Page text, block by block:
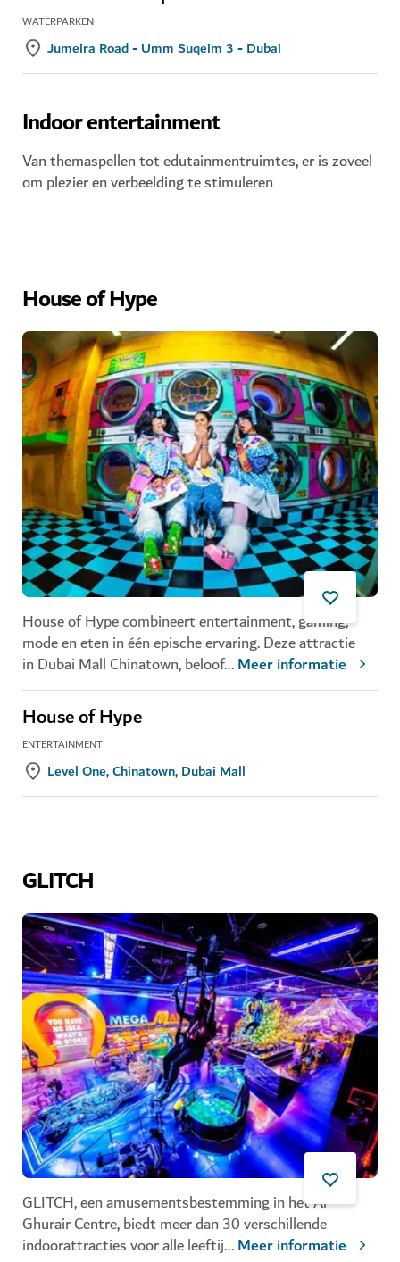
WATERPARKEN
Jumeira Road - Umm Suqeim 3 - Dubai
Indoor entertainment
Van themaspellen tot edutainmentruimtes, er is zoveel
om plezier en verbeelding te stimuleren
House of Hype
House of Hype combineert entertainment, gaming,
mode en eten in één epische ervaring. Deze attractie
in Dubai Mall Chinatown, beloof...Meer informatie
House of Hype
ENTERTAINMENT
Level One, Chinatown, Dubai Mall
GLITCH
GLITCH, een amusementsbestemming in het Al
Ghurair Centre, biedt meer dan 30 verschillende
indoorattracties voor alle leeftij...Meer informatie